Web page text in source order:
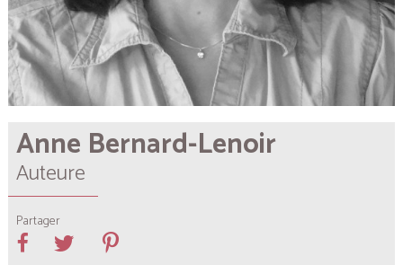
Anne Bernard-Lenoir
Auteure
Partager